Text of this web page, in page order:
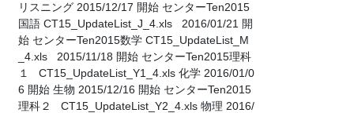
リスニング 2015/12/17 開始 センターTen2015
国語 CT15_UpdateList_J_4.xls 2016/01/21 開
始 センターTen2015数学 CT15_UpdateList_M
_4.xls 2015/11/18 開始 センターTen2015理科
１ CT15_UpdateList_Y1_4.xls 化学 2016/01/0
6 開始 生物 2015/12/16 開始 センターTen2015
理科２ CT15_UpdateList_Y2_4.xls 物理 2016/